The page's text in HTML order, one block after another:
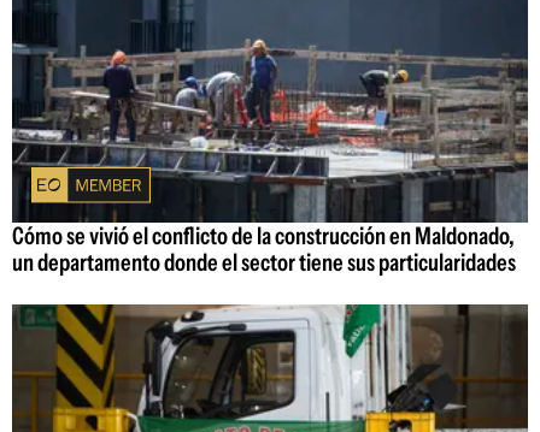
Cómo se vivió el conflicto de la construcción en Maldonado,
un departamento donde el sector tiene sus particularidades